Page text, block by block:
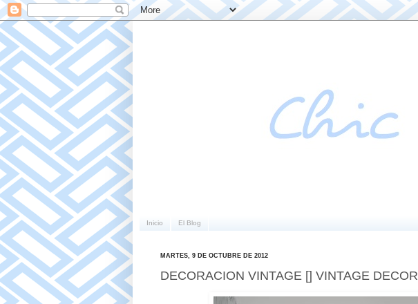
Inicio El Blog
MARTES, 9 DE OCTUBRE DE 2012
DECORACION VINTAGE [] VINTAGE DECOR